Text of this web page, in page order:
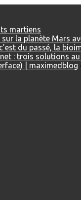
martiens
sur la planète Mars
du passé, la
: trois solutions au
| maximedblog